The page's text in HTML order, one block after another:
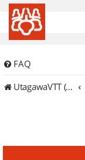
FAQ
UtagawaVTT (Randos VTT et VTTAE avec traces GPS)